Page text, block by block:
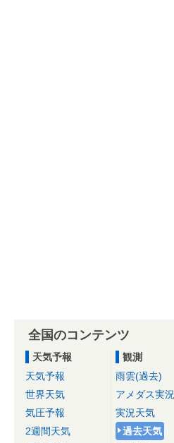
全国のコンテンツ
天気予報
天気予報
世界天気
気圧予報
2週間天気
観測
雨雲(過去)
アメダス実況
実況天気
過去天気